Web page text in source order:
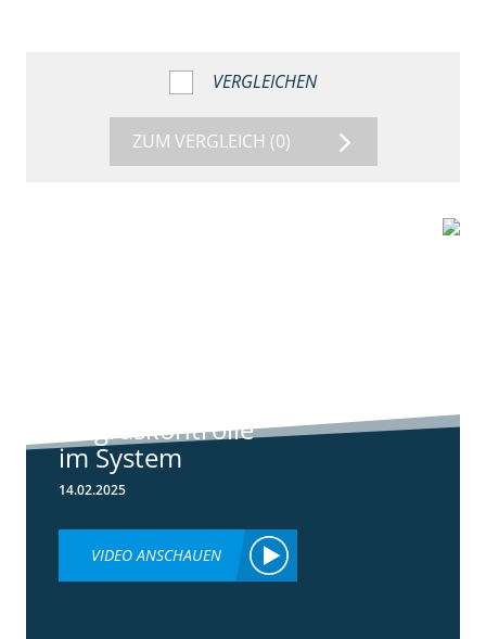
VERGLEICHEN
ZUM VERGLEICH (0)
Ungraskontrolle
im System
14.02.2025
VIDEO ANSCHAUEN